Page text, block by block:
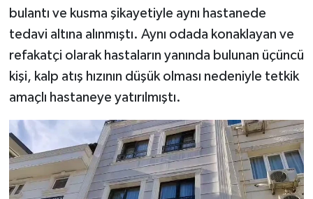
bulantı ve kusma şikayetiyle aynı hastanede
tedavi altına alınmıştı. Aynı odada konaklayan ve
refakatçi olarak hastaların yanında bulunan üçüncü
kişi, kalp atış hızının düşük olması nedeniyle tetkik
amaçlı hastaneye yatırılmıştı.